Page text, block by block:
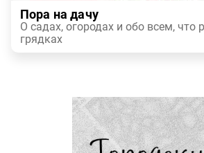
Пора на дачу
О садах, огородах и обо всем, что
грядках